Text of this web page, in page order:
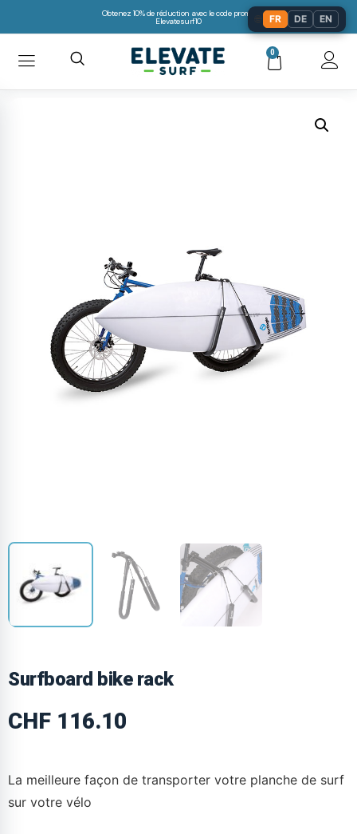
Obtenez 10% de réduction avec le code promo:
Elevatesurf10
0
Surfboard bike rack
CHF 116.10
La meilleure façon de transporter votre planche de surf
sur votre vélo
FR DE EN